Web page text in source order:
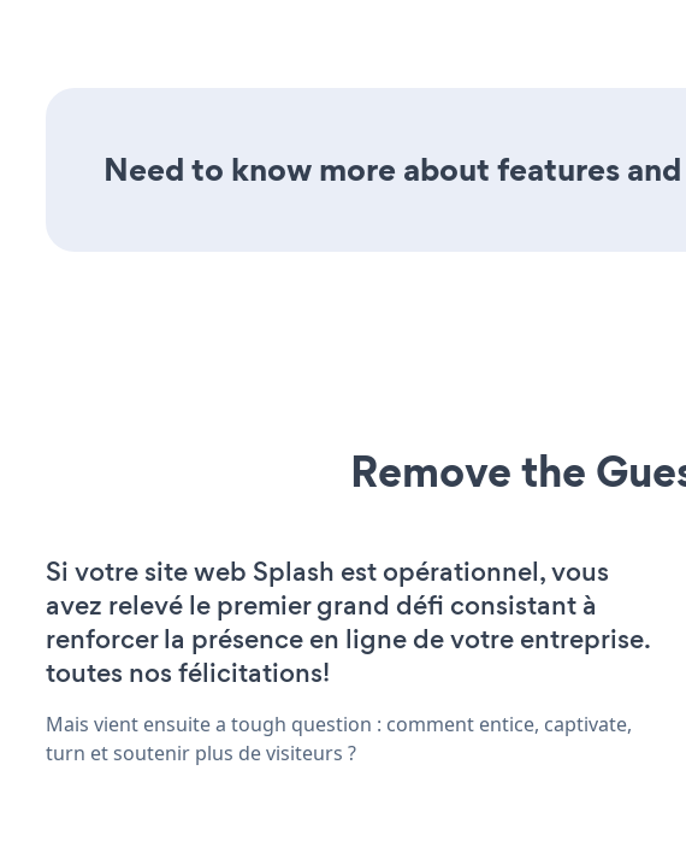
Need to know more about features
Remove the
Si votre site web Splash est opérationnel, vous
avez relevé le premier grand défi consistant à
renforcer la présence en ligne de votre entreprise.
toutes nos félicitations!
Mais vient ensuite a tough question : comment entice, captivate,
turn et soutenir plus de visiteurs ?